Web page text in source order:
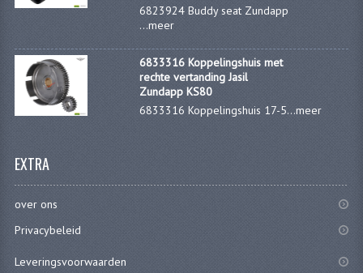
TELLER ONDERDELEN
TELLERS COMPLEET
SPATBORDEN EN KENTEKENPLATEN
ACCU'S EN CLAXONS
6823924 Buddy seat Zundapp
...meer
6833316 Koppelingshuis met
rechte vertanding Jasil
Zundapp KS80
6833316 Koppelingshuis 17-5...meer
EXTRA
over ons
Privacybeleid
Leveringsvoorwaarden